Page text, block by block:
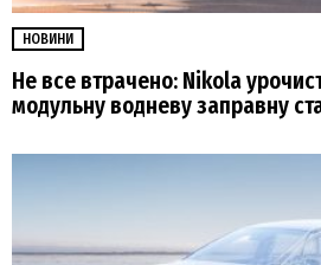
НОВИНИ
Не все втрачено: Nikola
модульну водневу заправну